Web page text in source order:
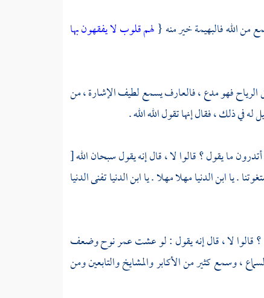
الله فالبهيمة خير منه {لهم قلوب لا يفقهون بها
فهو مدع ، فالعارف يسمع لطيف الإشارة ، من
في ذلك ، فقال إنها تقول الله الله .
ما يقول ؟ قالوا لا ، قال إنه يقول سبحان الله[
. يا ابن الدنيا مهلا مهلا . يا ابن الدنيا تفنى الدنيا
قالوا لا ، قال إنه يقول : لو عشت عمرنوحوضعف
كثير من الأكابر والمشايخ والتابعين ومن